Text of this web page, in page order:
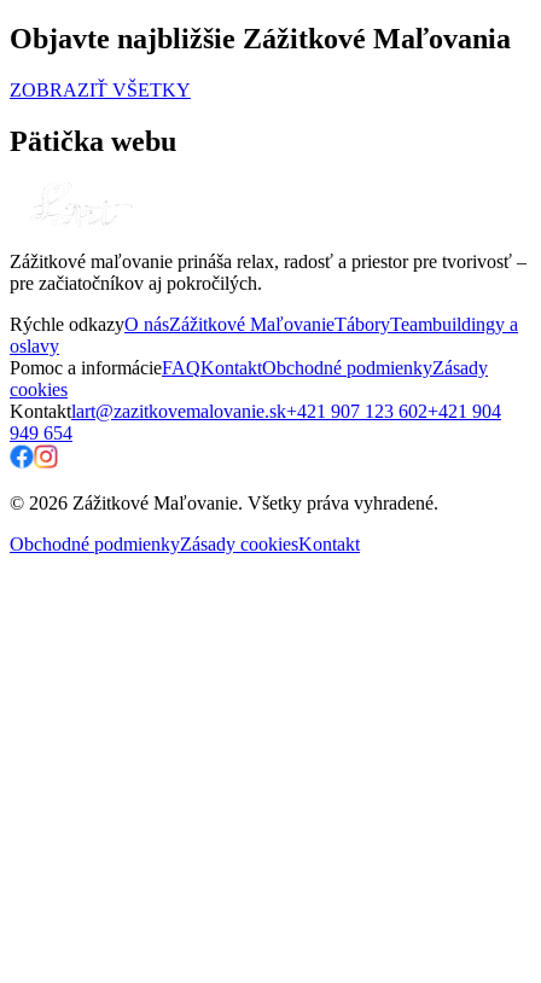
Objavte najbližšie Zážitkové Maľovania
ZOBRAZIŤ VŠETKY
Pätička webu
Zážitkové maľovanie prináša relax, radosť a priestor pre tvorivosť –
pre začiatočníkov aj pokročilých.
Rýchle odkazyO násZážitkové MaľovanieTáboryTeambuildingy a
oslavy
Pomoc a informácieFAQKontaktObchodné podmienkyZásady
cookies
Kontaktlart@zazitkovemalovanie.sk+421 907 123 602+421 904
949 654
© 2026 Zážitkové Maľovanie. Všetky práva vyhradené.
Obchodné podmienkyZásady cookiesKontakt